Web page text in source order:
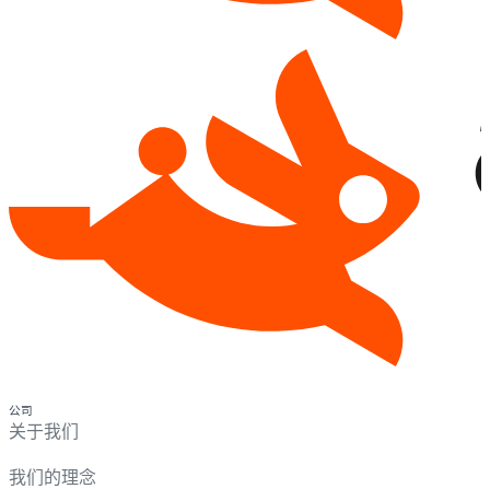
公司
关于我们
我们的理念